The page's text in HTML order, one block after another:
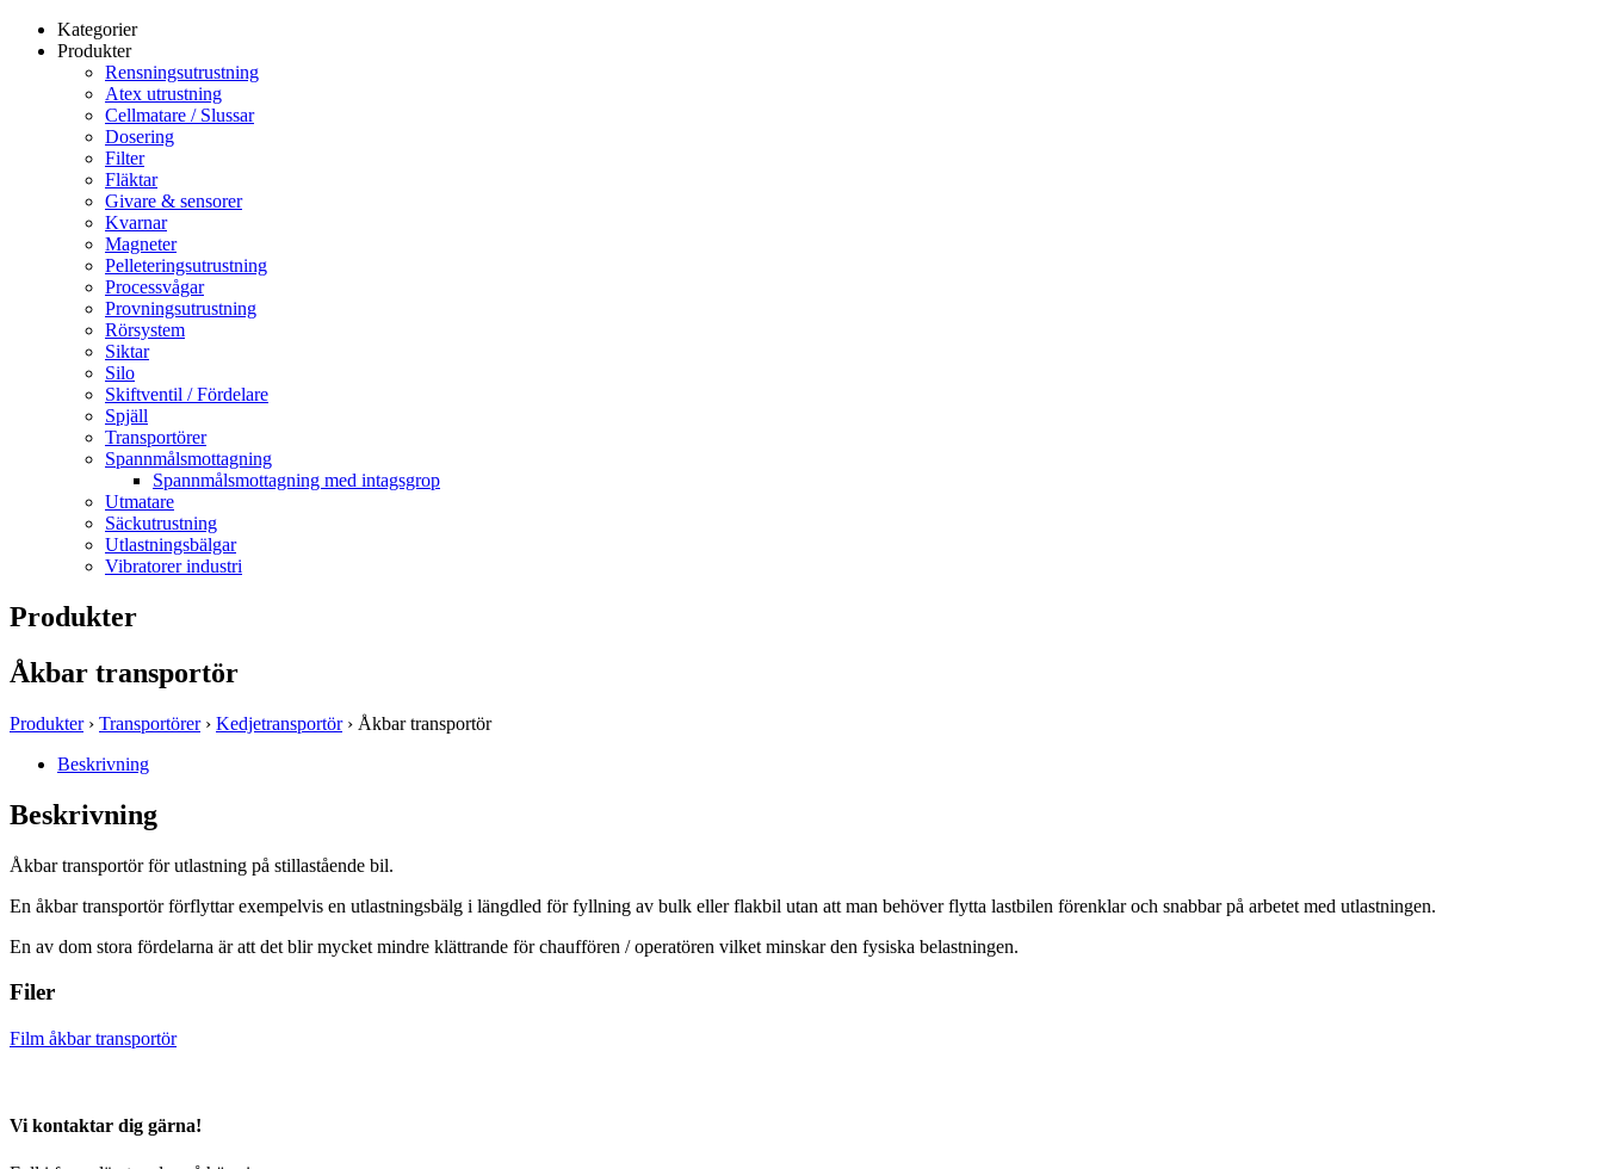
Kategorier
Produkter
Rensningsutrustning
Atex utrustning
Cellmatare / Slussar
Dosering
Filter
Fläktar
Givare & sensorer
Kvarnar
Magneter
Pelleteringsutrustning
Processvågar
Provningsutrustning
Rörsystem
Siktar
Silo
Skiftventil / Fördelare
Spjäll
Transportörer
Spannmålsmottagning
Spannmålsmottagning med intagsgrop
Utmatare
Säckutrustning
Utlastningsbälgar
Vibratorer industri
Produkter
Åkbar transportör
Produkter› Transportörer› Kedjetransportör› Åkbar transportör
Beskrivning
Beskrivning
Åkbar transportör för utlastning på stillastående bil.
En åkbar transportör förflyttar exempelvis en utlastningsbälg i längdled för fyllning av bulk eller flakbil utan att man behöver flytta lastbilen förenklar och snabbar på arbetet med utlastningen.
En av dom stora fördelarna är att det blir mycket mindre klättrande för chauffören / operatören vilket minskar den fysiska belastningen.
Filer
Film åkbar transportör
Vi kontaktar dig gärna!